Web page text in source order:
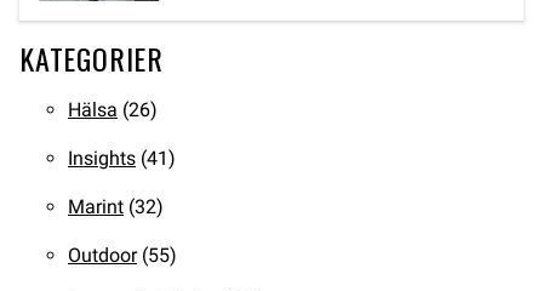
KATEGORIER
Hälsa (26)
Insights (41)
Marint (32)
Outdoor(55)